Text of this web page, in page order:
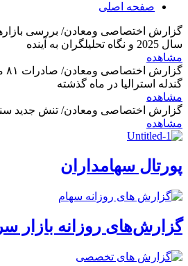
صفحه اصلی
گزارش اختصاصی ومعادن/ بررسی
سال 2025 و نگاه تحلیلگران به آینده
مشاهده
گندله استرالیا در ماه گذشته
مشاهده
گزارش اختصاصی ومعادن/ تنش جدید
مشاهده
پورتال سهامداران
گزارش‌های روزانه بازار